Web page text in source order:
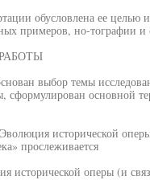
обусловлена ее целью
примеров, но-тографии и
выбор темы
сформулирован основной
исторической
прослеживается
исторической оперы (и